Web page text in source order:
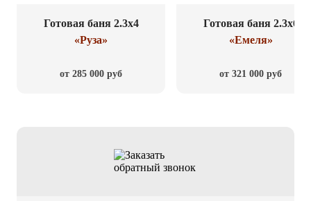
Готовая баня 2.3x4
«Руза»
от 285 000 руб
Готовая баня 2.3x6
«Емеля»
от 321 000 руб